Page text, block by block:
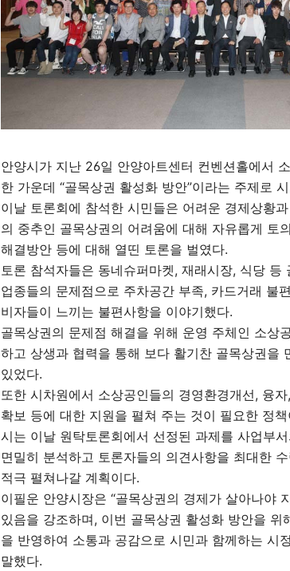
안양시가 지난 26일 안양아트센터 컨벤션홀에서
한 가운데 “골목상권 활성화 방안”이라는 주제로
이날 토론회에 참석한 시민들은 어려운 경제상황
의 중추인 골목상권의 어려움에 대해 자유롭게 토
해결방안 등에 대해 열띤 토론을 벌였다.
토론 참석자들은 동네슈퍼마켓, 재래시장, 식당 등
업종들의 문제점으로 주차공간 부족, 카드거래 불
비자들이 느끼는 불편사항을 이야기했다.
골목상권의 문제점 해결을 위해 운영 주체인 소상
하고 상생과 협력을 통해 보다 활기찬 골목상권을
있었다.
또한 시차원에서 소상공인들의 경영환경개선, 융
확보 등에 대한 지원을 펼쳐 주는 것이 필요한 정
시는 이날 원탁토론회에서 선정된 과제를 사업부
면밀히 분석하고 토론자들의 의견사항을 최대한
적극 펼쳐나갈 계획이다.
이필운 안양시장은 “골목상권의 경제가 살아나야
있음을 강조하며, 이번 골목상권 활성화 방안을
을 반영하여 소통과 공감으로 시민과 함께하는 시
말했다.